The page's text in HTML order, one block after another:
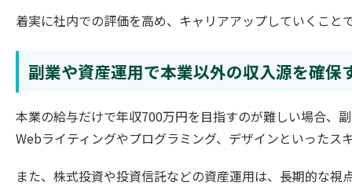
着実に社内での評価を高め、キャリアアップしていくこと
副業や資産運用で本業以外の収入源を確保
本業の給与だけで年収700万円を目指すのが難しい場合、
Webライティングやプログラミング、デザインといった
また、株式投資や投資信託などの資産運用は、長期的な